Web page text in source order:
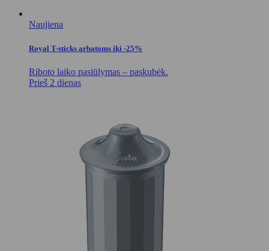
Naujiena
Royal T-sticks arbatoms iki -25%
Riboto laiko pasiūlymas – paskubėk.
Prieš 2 dienas